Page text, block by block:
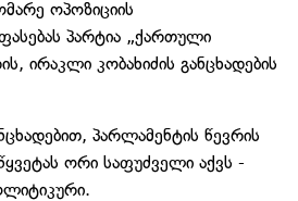
ოპოზიციის
პარტია „ქართული
ირაკლი კობახიძის განცხადების
პარლამენტის წევრის
ორი საფუძველი აქვს -